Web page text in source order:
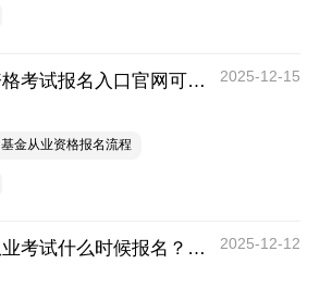
2026年基金从业资格考试报名入口官网可以预约吗？ 2025-12-15
基金从业资格报名流程
2026年广西基金从业考试什么时候报名？要提前注册吗？ 2025-12-12